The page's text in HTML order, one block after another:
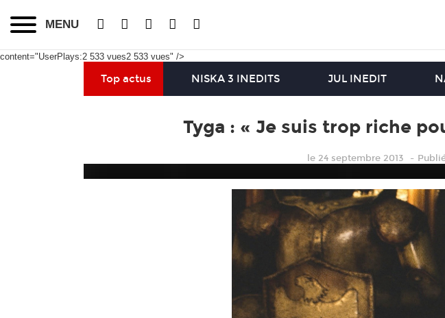
content="UserPlays:2 533 vues2 533 vues" />
MENU
Top actus NISKA 3 INEDITS JUL INEDIT
Tyga : « Je suis trop riche
le 24 septembre 2013